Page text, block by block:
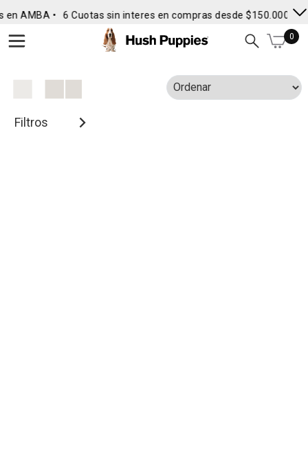
en AMBA • 6 Cuotas sin interes en compras desde $150.000 •
0
Filtros